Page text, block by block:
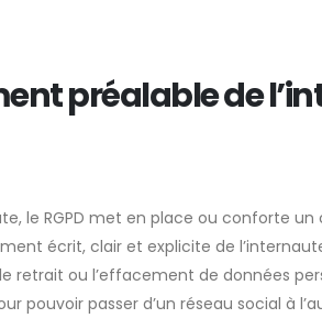
préalable de
le RGPD met en place ou conforte
écrit, clair et explicite de
retrait ou l’effacement de données
pouvoir passer d’un réseau social à